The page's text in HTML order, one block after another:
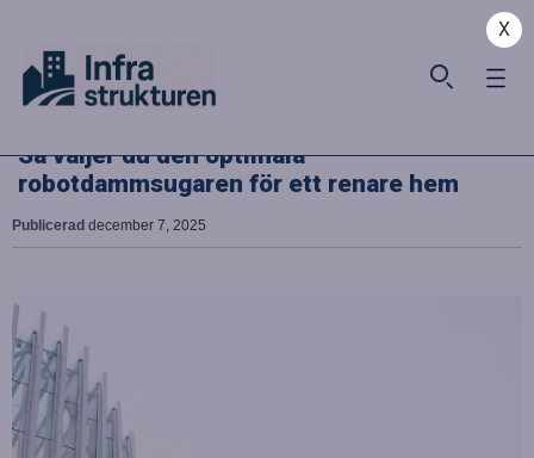
X
Så väljer du den optimala
robotdammsugaren för ett renare hem
Publicerad december 7, 2025